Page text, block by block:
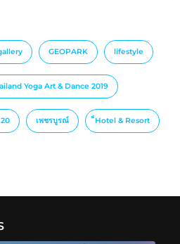
GEOPARK lifestyle
Yoga Art & Dance 2019
เพชรบูรณ์ ็Hotel & Resort